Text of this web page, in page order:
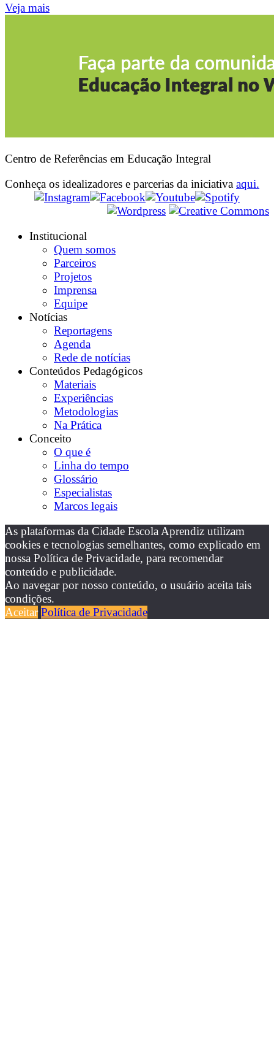
Veja mais
Centro de Referências em Educação Integral
Conheça os idealizadores e parcerias da iniciativa aqui.
Institucional
Quem somos
Parceiros
Projetos
Imprensa
Equipe
Notícias
Reportagens
Agenda
Rede de notícias
Conteúdos Pedagógicos
Materiais
Experiências
Metodologias
Na Prática
Conceito
O que é
Linha do tempo
Glossário
Especialistas
Marcos legais
As plataformas da Cidade Escola Aprendiz utilizam
cookies e tecnologias semelhantes, como explicado em
nossa Política de Privacidade, para recomendar
conteúdo e publicidade.
Ao navegar por nosso conteúdo, o usuário aceita tais
condições.
Aceitar Política de Privacidade